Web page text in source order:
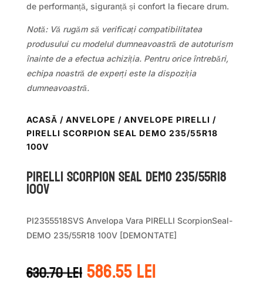
de performanță, siguranță și confort la fiecare drum.
Notă: Vă rugăm să verificați compatibilitatea
produsului cu modelul dumneavoastră de autoturism
înainte de a efectua achiziția. Pentru orice întrebări,
echipa noastră de experți este la dispoziția
dumneavoastră.
ACASĂ / ANVELOPE / ANVELOPE PIRELLI /
PIRELLI SCORPION SEAL DEMO 235/55R18
100V
Pirelli SCORPION SEAL DEMO 235/55R18
100V
PI2355518SVS Anvelopa Vara PIRELLI ScorpionSeal-
DEMO 235/55R18 100V [DEMONTATE]
630.70leiPrețul
586.55leiPrețul